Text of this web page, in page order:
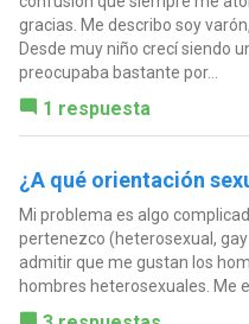
gracias. Me describo soy
Desde muy niño crecí siendo
preocupaba bastante por...
1 respuesta
¿A qué orientación
Mi problema es algo
pertenezco (heterosexual,
admitir que me gustan los
hombres heterosexuales. Me